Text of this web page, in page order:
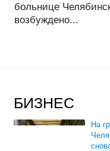
больнице
возбуждено...
БИЗНЕС
На